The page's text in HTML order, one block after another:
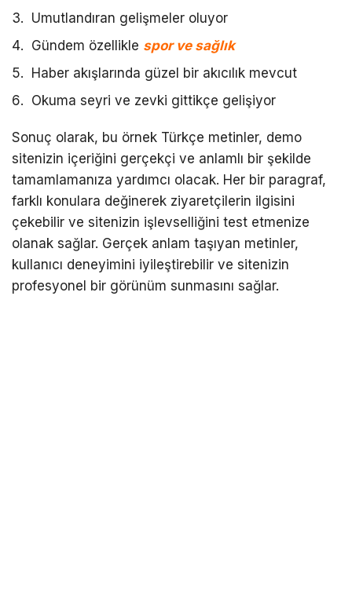
Umutlandıran gelişmeler oluyor
Gündem özellikle spor ve sağlık
Haber akışlarında güzel bir akıcılık mevcut
Okuma seyri ve zevki gittikçe gelişiyor
Sonuç olarak, bu örnek Türkçe metinler, demo
sitenizin içeriğini gerçekçi ve anlamlı bir şekilde
tamamlamanıza yardımcı olacak. Her bir paragraf,
farklı konulara değinerek ziyaretçilerin ilgisini
çekebilir ve sitenizin işlevselliğini test etmenize
olanak sağlar. Gerçek anlam taşıyan metinler,
kullanıcı deneyimini iyileştirebilir ve sitenizin
profesyonel bir görünüm sunmasını sağlar.